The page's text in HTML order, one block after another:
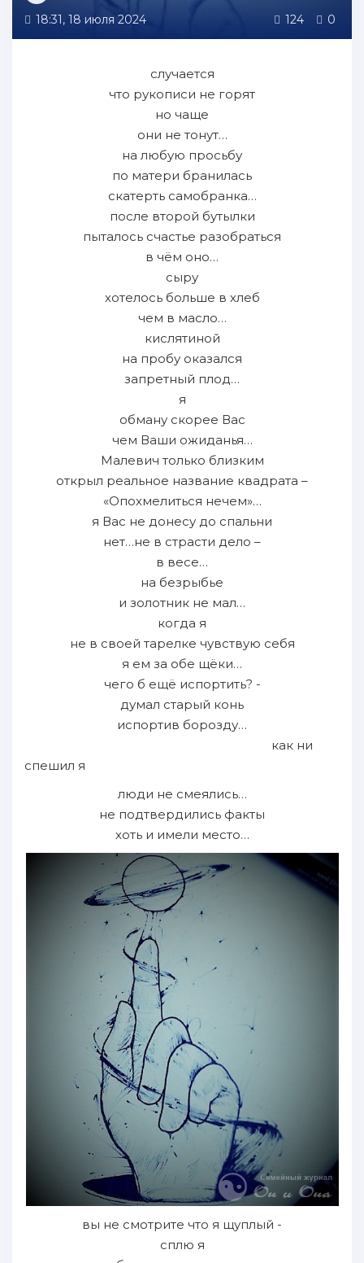
18:31, 18 июля 2024
124 0
случается
что рукописи не горят
но чаще
они не тонут…
на любую просьбу
по матери бранилась
скатерть самобранка…
после второй бутылки
пыталось счастье разобраться
в чём оно…
сыру
хотелось больше в хлеб
чем в масло…
кислятиной
на пробу оказался
запретный плод…
я
обману скорее Вас
чем Ваши ожиданья…
Малевич только близким
открыл реальное название квадрата –
«Опохмелиться нечем»…
я Вас не донесу до спальни
нет…не в страсти дело –
в весе…
на безрыбье
и золотник не мал…
когда я
не в своей тарелке чувствую себя
я ем за обе щёки…
чего б ещё испортить? -
думал старый конь
испортив борозду…
как ни
спешил я
люди не смеялись…
не подтвердились факты
хоть и имели место…
вы не смотрите что я щуплый -
сплю я